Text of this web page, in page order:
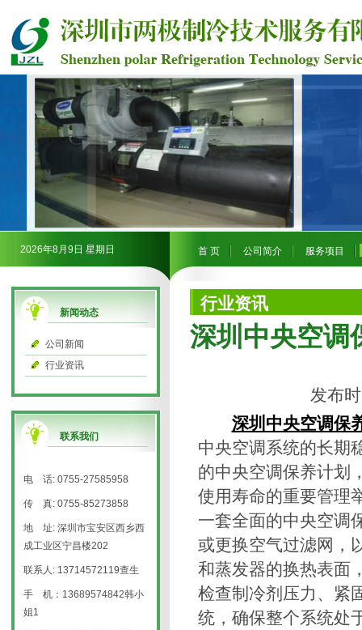
2026年8月9日 星期日 首 页 公司简介 服务项目
新闻动态
公司新闻
行业资讯
联系我们
电 话: 0755-27585958
传 真: 0755-85273858
地 址: 深圳市宝安区西乡西
成工业区宁昌楼202
联系人: 13714572119查生
手 机：13689574842韩小
姐1
行业资讯
深圳中央空调
发布
深圳中央空调保
中央空调系统的长期
的中央空调保养计划
使用寿命的重要管理
一套全面的中央空调
或更换空气过滤网，
和蒸发器的换热表面
检查制冷剂压力、紧
统，确保整个系统处